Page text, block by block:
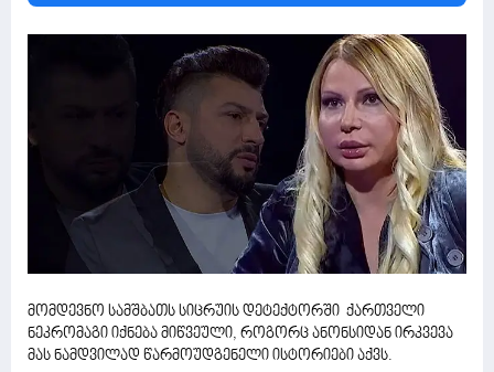
მომდევნო სამშბათს სიცრუის დეტექტორში ქართველი
ნეკრომაგი იქნება მიწვეული, როგორც ანონსიდან ირკვევა
მას ნამდვილად წარმოუდგენელი ისტორიები აქვს.